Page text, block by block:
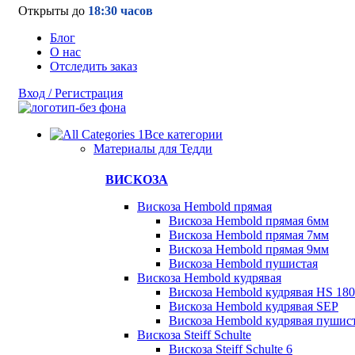
Открыты до 18:30 часов
Блог
О нас
Отследить заказ
Вход / Регистрация
Все категории
Материалы для Тедди
ВИСКОЗА
Вискоза Hembold прямая
Вискоза Hembold прямая 6мм
Вискоза Hembold прямая 7мм
Вискоза Hembold прямая 9мм
Вискоза Hembold пушистая
Вискоза Hembold кудрявая
Вискоза Hembold кудрявая HS 180
Вискоза Hembold кудрявая SEP
Вискоза Hembold кудрявая
Вискоза Steiff Schulte
Вискоза Steiff Schulte 6